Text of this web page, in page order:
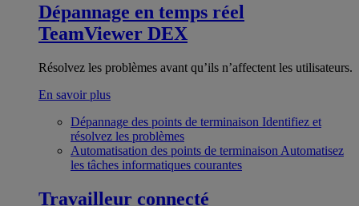
Dépannage en temps réel
TeamViewer DEX
Résolvez les problèmes avant qu’ils n’affectent les utilisateurs.
En savoir plus
Dépannage des points de terminaison Identifiez et
résolvez les problèmes
Automatisation des points de terminaison Automatisez
les tâches informatiques courantes
Travailleur connecté